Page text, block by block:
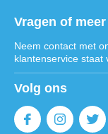
Vragen of
Neem contact met
klantenservice staat
Volg ons